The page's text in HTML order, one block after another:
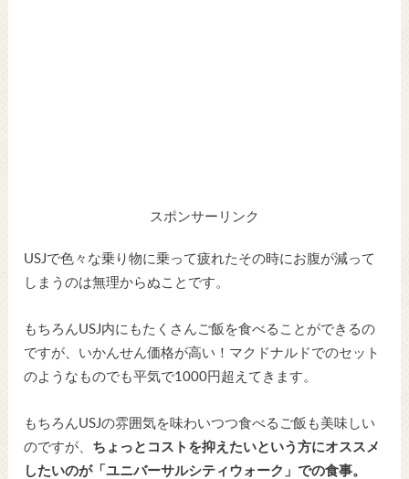
スポンサーリンク
USJで色々な乗り物に乗って疲れたその時にお腹が減って
しまうのは無理からぬことです。
もちろんUSJ内にもたくさんご飯を食べることができるの
ですが、いかんせん価格が高い！マクドナルドでのセット
のようなものでも平気で1000円超えてきます。
もちろんUSJの雰囲気を味わいつつ食べるご飯も美味しい
のですが、 ちょっとコストを抑えたいという方にオススメ
したいのが「ユニバーサルシティウォーク」での食事。